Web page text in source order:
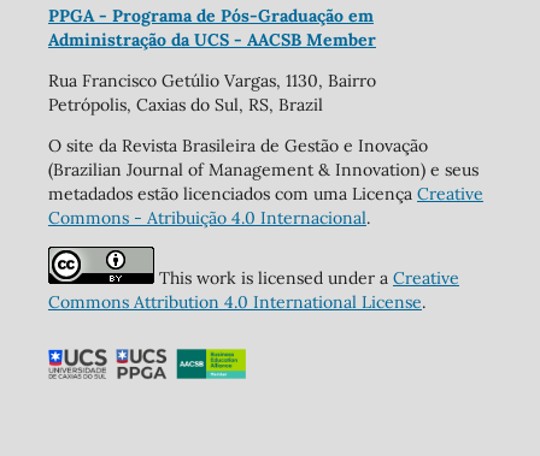
PPGA - Programa de Pós-Graduação em
Administração da UCS - AACSB Member
Rua Francisco Getúlio Vargas, 1130, Bairro
Petrópolis, Caxias do Sul, RS, Brazil
O site da Revista Brasileira de Gestão e Inovação
(Brazilian Journal of Management & Innovation) e seus
metadados estão licenciados com uma Licença Creative
Commons - Atribuição 4.0 Internacional.
This work is licensed under a Creative
Commons Attribution 4.0 International License.